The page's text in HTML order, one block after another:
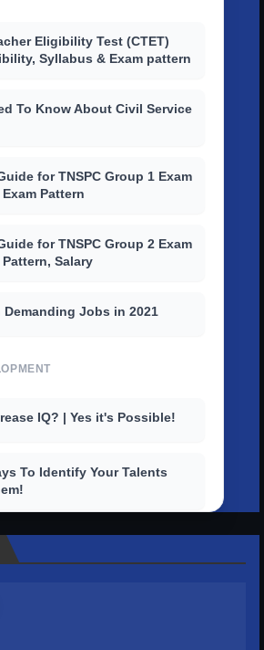
Eligibility Test (CTET)
Syllabus & Exam pattern
To Know About Civil Service
for TNSPC Group 1 Exam
Pattern
for TNSPC Group 2 Exam
Salary
Demanding Jobs in 2021
IQ? | Yes it's Possible!
To Identify Your Talents
others with a strong
to improve your productivity